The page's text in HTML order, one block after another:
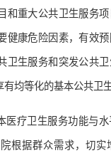
和重大公共卫生服务项
健康危险因素，有效
卫生服务和突发公共
均等化的基本公共卫生
医疗卫生服务功能与
根据群众需求，切实